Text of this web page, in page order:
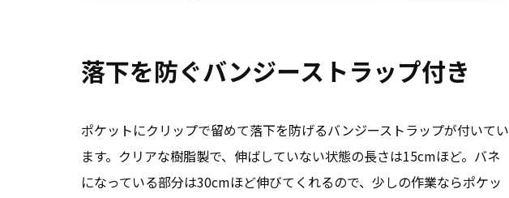
落下を防ぐバンジーストラップ付き
ポケットにクリップで留めて落下を防げるバンジーストラップが付いてい
ます。クリアな樹脂製で、伸ばしていない状態の長さは15cmほど。バネ
になっている部分は30cmほど伸びてくれるので、少しの作業ならポケッ